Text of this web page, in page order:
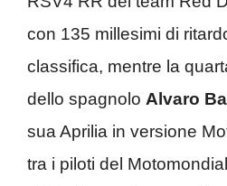
con 135 millesimi di
classifica, mentre la
dello spagnolo Alvaro
sua Aprilia in versione
tra i piloti del